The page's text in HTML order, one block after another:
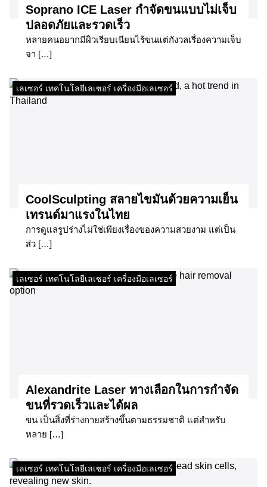
Soprano ICE Laser กำจัดขนแบบไม่เจ็บ
ปลอดภัยและรวดเร็ว​
หลายคนอยากมีผิวเรียบเนียนไร้ขนแต่กังวลเรื่องความเจ็บ
จา […]
เลเซอร์ เทคโนโลยีเลเซอร์ เครื่องมือเลเซอร์
CoolSculpting สลายไขมันด้วยความเย็น
เทรนด์มาแรงในไทย​
การดูแลรูปร่างไม่ใช่เพียงเรื่องของความสวยงาม แต่เป็น
ส่ว […]
เลเซอร์ เทคโนโลยีเลเซอร์ เครื่องมือเลเซอร์
Alexandrite Laser ทางเลือกในการกำจัด
ขนที่รวดเร็วและได้ผล​
ขน เป็นสิ่งที่ร่างกายสร้างขึ้นตามธรรมชาติ แต่สำหรับ
หลาย […]
เลเซอร์ เทคโนโลยีเลเซอร์ เครื่องมือเลเซอร์